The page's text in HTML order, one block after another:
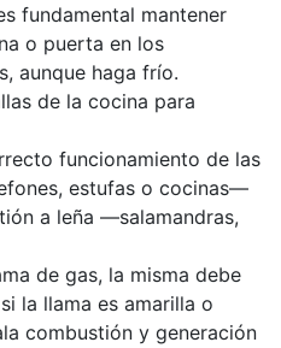
fundamental mantener
o puerta en los
aunque haga frío.
de la cocina para
funcionamiento de las
estufas o cocinas—
a leña —salamandras,
de gas, la misma debe
la llama es amarilla o
combustión y generación